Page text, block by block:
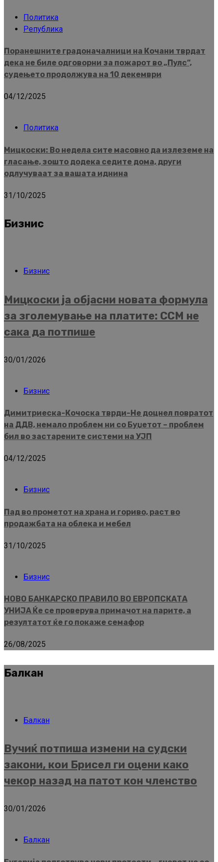
Политика
Република
Поранешните градоначалници на Кочани тврдат
дека не биле одговорни за пожарот во „Пулс“,
судењето продолжува на 10 декември
04/12/2025
Политика
Мицкоски: Во недела сите масовно да излеземе на
гласање, зошто додека седите дома, други
одлучуваат за вашата иднина
31/10/2025
Бизнис
Бизнис
Мицкоски ја објасни новата формула
за зголемување на платите: ССМ не
сака да потпише
30/01/2026
Бизнис
Димитриеска-Кочоска тврди-Не доцнел повратот
на ДДВ, немало проблем ни со Буџетот – проблем
бил во застарените системи на УЈП
04/12/2025
Бизнис
Пад во прометот на храна и гориво, раст во
продажбата на облека и мебел
31/10/2025
Бизнис
НОВО БАНКАРСКО ПРАВИЛО ВО ЕВРОПСКАТА
УНИЈА Ќе се проверува примачот на парите, а
резултатот ќе го покаже семафор
26/08/2025
Балкан
Балкан
Вучиќ потпиша измени на судски
закони, кои Брисел ги оцени како
чекор назад на патот кон членство
30/01/2026
Балкан